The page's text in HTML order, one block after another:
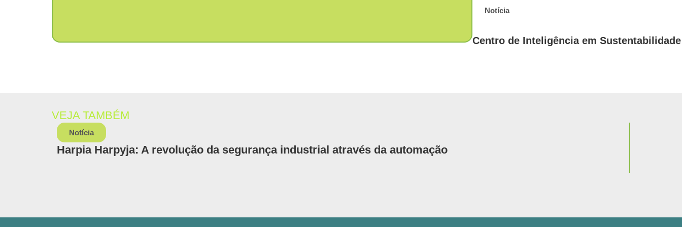
Notícia
Centro de Inteligência em
VEJA TAMBÉM
Notícia
Harpia Harpyja: A revolução da segurança industrial através da automação